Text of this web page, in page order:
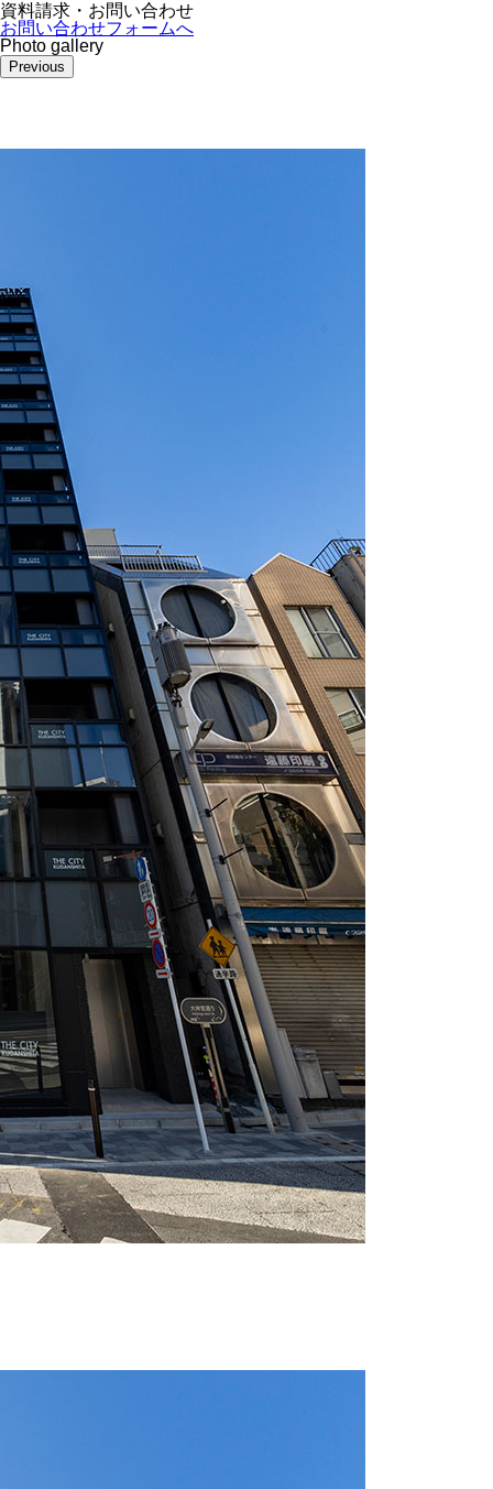
資料請求・お問い合わせ
お問い合わせフォームへ
Photo gallery
Previous